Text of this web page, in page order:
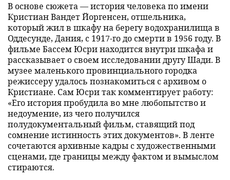
В основе сюжета — история человека по имени
Кристиан Вандет Йоргенсен, отшельника,
который жил в шкафу на берегу водохранилища в
Оддесунде, Дания, с 1917-го до смерти в 1956 году. В
фильме Бассем Юсри находится внутри шкафа и
рассказывает о своем исследовании другу Шади. В
музее маленького провинциального городка
режиссеру удалось познакомиться с архивом о
Кристиане. Сам Юсри так комментирует работу:
«Его история пробудила во мне любопытство и
недоумение, из чего получился
полудокументальный фильм, ставящий под
сомнение истинность этих документов». В ленте
сочетаются архивные кадры с художественными
сценами, где границы между фактом и вымыслом
стираются.